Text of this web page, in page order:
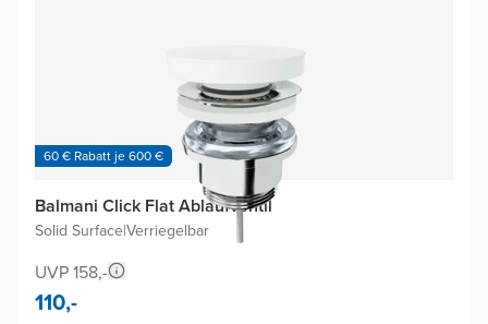
60 € Rabatt je 600 €
Balmani Click Flat Ablaufventil
Solid Surface|Verriegelbar
UVP 158,-
110,-